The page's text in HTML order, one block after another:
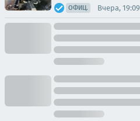
ОФИЦ. Вчера, 19:09